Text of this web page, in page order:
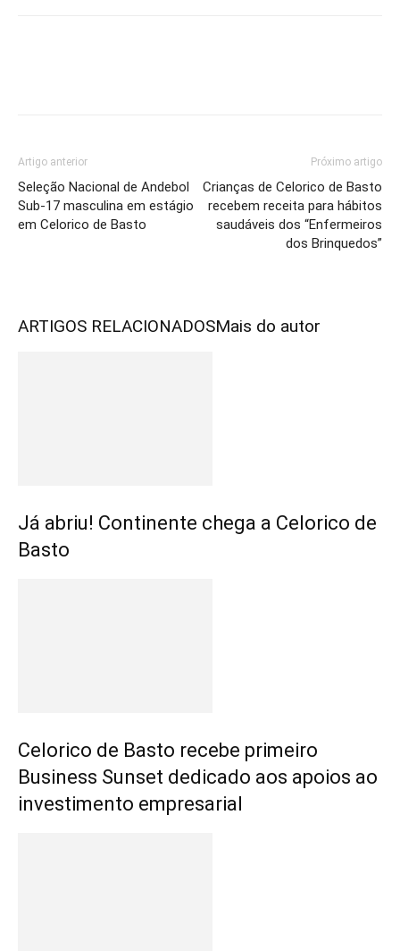
Artigo anterior
Seleção Nacional de Andebol
Sub-17 masculina em estágio
em Celorico de Basto
Próximo artigo
Crianças de Celorico de Basto
recebem receita para hábitos
saudáveis dos “Enfermeiros
dos Brinquedos”
ARTIGOS RELACIONADOSMais do autor
Já abriu! Continente chega a Celorico de
Basto
Celorico de Basto recebe primeiro
Business Sunset dedicado aos apoios ao
investimento empresarial